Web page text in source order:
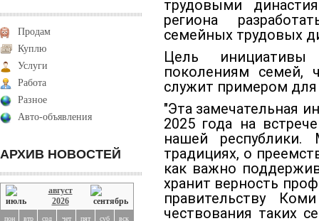
Продам
Куплю
Услуги
Работа
Разное
Авто-объявления
АРХИВ НОВОСТЕЙ
август
2026
пон втр срд чет пят суб вск
трудовыми
региона
семейных трудовых
Цель
поколениям семей,
служит примером
"Эта замечательная
2025 года на
нашей
традициях, о
как важно
хранит верность
правительству
чествования таких